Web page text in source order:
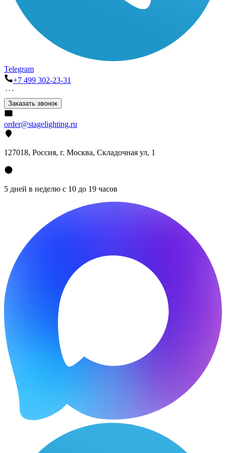
Telegram
+7 499 302-23-31
Заказать звонок
order@stagelighting.ru
127018, Россия, г. Москва, Складочная ул, 1
5 дней в неделю с 10 до 19 часов